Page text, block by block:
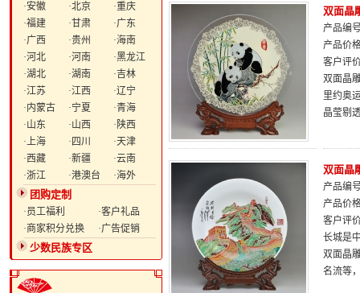
·安徽 ·北京
·重庆
·福建
·甘肃
·广东
·广西
·贵州
·海南
·河北
·河南
·黑龙江
·湖北
·湖南
·吉林
·江苏
·江西
·辽宁
·内蒙古
·宁夏
·青海
·山东
·山西
·陕西
·上海
·四川
·天津
·西藏
·新疆
·云南
·浙江
·港澳台 ·海外
团购定制
·员工福利
·客户礼品
·商家积分兑换
·广告促销
少数民族专区
双面晶
产品编
产品价
客户评
双面晶
里约奥
晶莹剔
双面晶
产品编
产品价
客户评
长城是
双面晶
名流等